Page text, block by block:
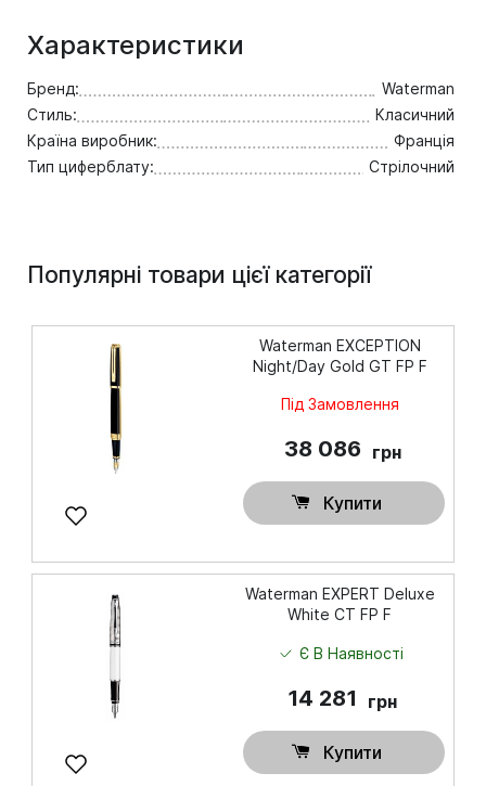
лаком. Отделка деталей корпуса
позолота. Корпус: многослойное
лаковое покрытие. Механизм:
поворотного действия. Отделка:
23 К позолота.
Характеристики
Бренд:
Waterman
Стиль:
Класичний
Країна виробник:
Франція
Тип циферблату:
Стрілочний
Популярні товари цієї категорії
Waterman EXCEPTION
Night/Day Gold GT FP F
Під Замовлення
38 086 грн
Купити
Waterman EXPERT Deluxe
White CT FP F
Є В Наявності
14 281 грн
Купити